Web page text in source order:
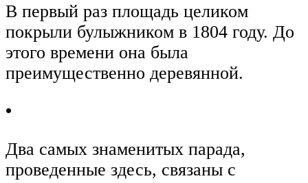
В первый раз площадь целиком
покрыли булыжником в 1804 году. До
этого времени она была
преимущественно деревянной.
•
Два самых знаменитых парада,
проведенные здесь, связаны с